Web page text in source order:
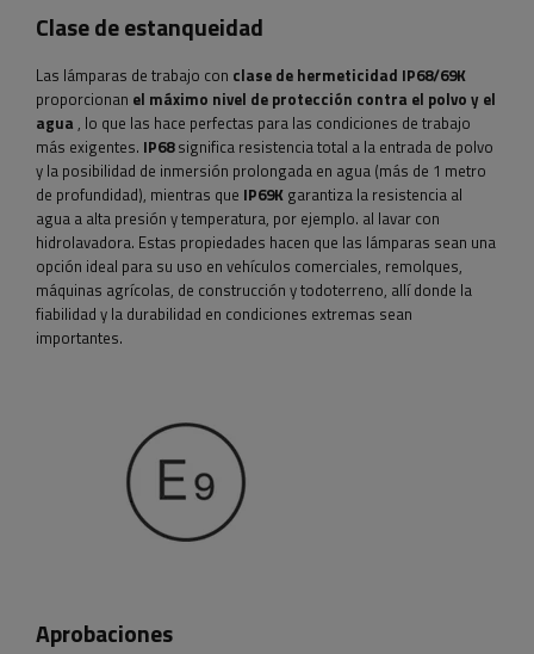
Clase de estanqueidad
Las lámparas de trabajo con clase de hermeticidad IP68/69K
proporcionan el máximo nivel de protección contra el polvo y el
agua , lo que las hace perfectas para las condiciones de trabajo
más exigentes. IP68significa resistencia total a la entrada de polvo
y la posibilidad de inmersión prolongada en agua (más de 1 metro
de profundidad), mientras que IP69K garantiza la resistencia al
agua a alta presión y temperatura, por ejemplo. al lavar con
hidrolavadora. Estas propiedades hacen que las lámparas sean una
opción ideal para su uso en vehículos comerciales, remolques,
máquinas agrícolas, de construcción y todoterreno, allí donde la
fiabilidad y la durabilidad en condiciones extremas sean
importantes.
Aprobaciones